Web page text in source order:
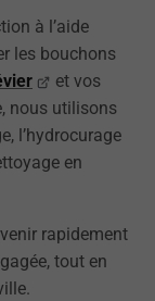
à l’aide
les bouchons
et vos
nous utilisons
l’hydrocurage
en
rapidement
tout en